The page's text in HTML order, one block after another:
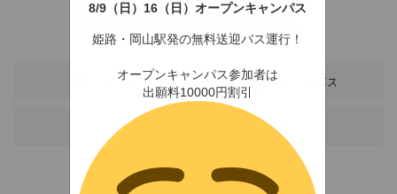
8/9（日）16（日）オープンキャンパス
姫路・岡山駅発の無料送迎バス運行！
オープンキャンパス参加者は
出願料10000円割引
〒678-0255 兵庫県赤穂市新田380-3
TEL：0791-46-2525（代）FAX：0791-46-2526
アクセス スクールバス